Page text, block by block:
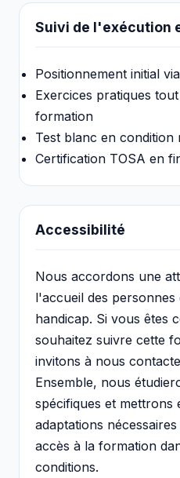
Suivi de l'exécution
Positionnement initial
Exercices pratiques
formation
Test blanc en condition
Certification TOSA en
Accessibilité
Nous accordons une
l'accueil des personnes
handicap. Si vous êtes
souhaitez suivre cette
invitons à nous
Ensemble, nous
spécifiques et mettrons
adaptations
accès à la formation
conditions.